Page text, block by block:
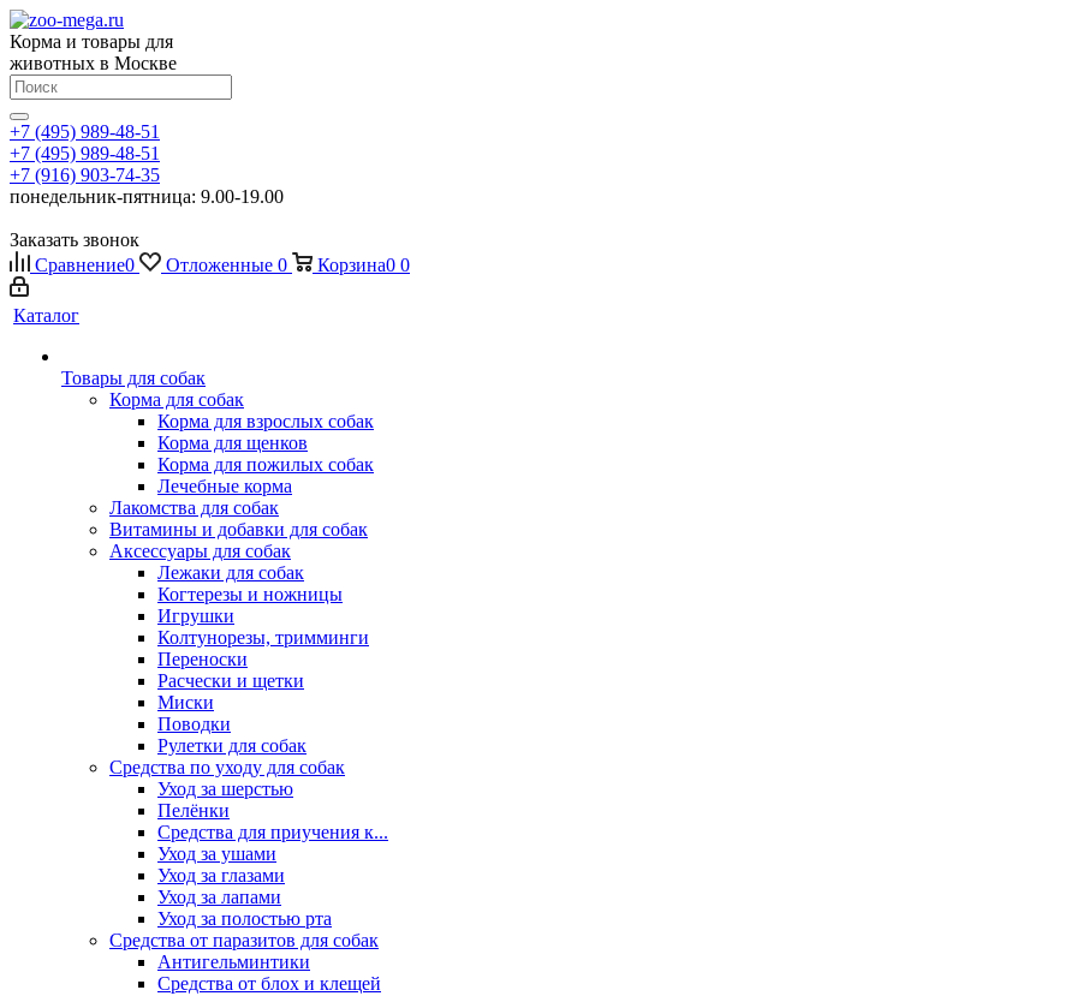
Корма и товары для
животных в Москве
+7 (495) 989-48-51
+7 (495) 989-48-51
+7 (916) 903-74-35
понедельник-пятница: 9.00-19.00
Заказать звонок
Сравнение0 Отложенные 0 Корзина0 0
Каталог
Товары для собак
Корма для собак
Корма для взрослых собак
Корма для щенков
Корма для пожилых собак
Лечебные корма
Лакомства для собак
Витамины и добавки для собак
Аксессуары для собак
Лежаки для собак
Когтерезы и ножницы
Игрушки
Колтунорезы, тримминги
Переноски
Расчески и щетки
Миски
Поводки
Рулетки для собак
Средства по уходу для собак
Уход за шерстью
Пелёнки
Средства для приучения к...
Уход за ушами
Уход за глазами
Уход за лапами
Уход за полостью рта
Средства от паразитов для собак
Антигельминтики
Средства от блох и клещей